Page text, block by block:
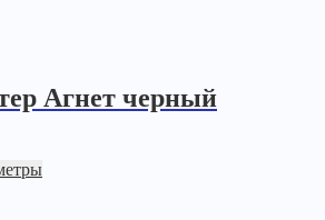
Агнет черный